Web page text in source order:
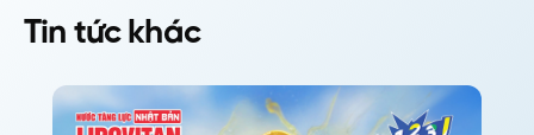
Tin tức khác